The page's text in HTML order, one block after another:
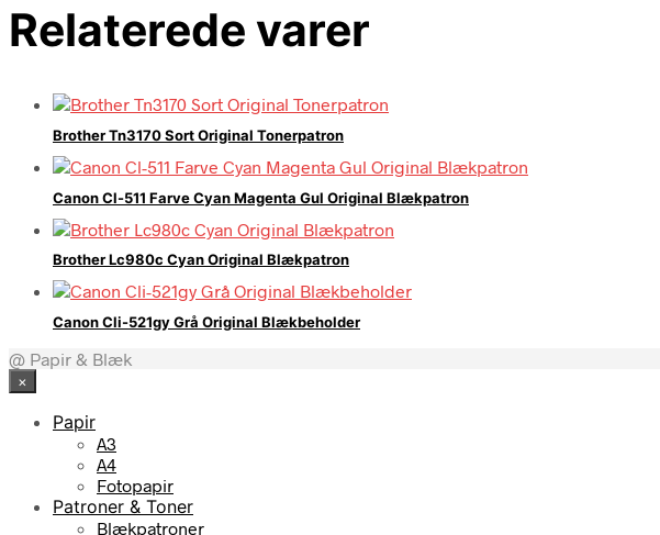
Relaterede varer
Brother Tn3170 Sort Original Tonerpatron
Canon Cl-511 Farve Cyan Magenta Gul Original Blækpatron
Brother Lc980c Cyan Original Blækpatron
Canon Cli-521gy Grå Original Blækbeholder
@ Papir & Blæk
×
Papir
A3
A4
Fotopapir
Patroner & Toner
Blækpatroner